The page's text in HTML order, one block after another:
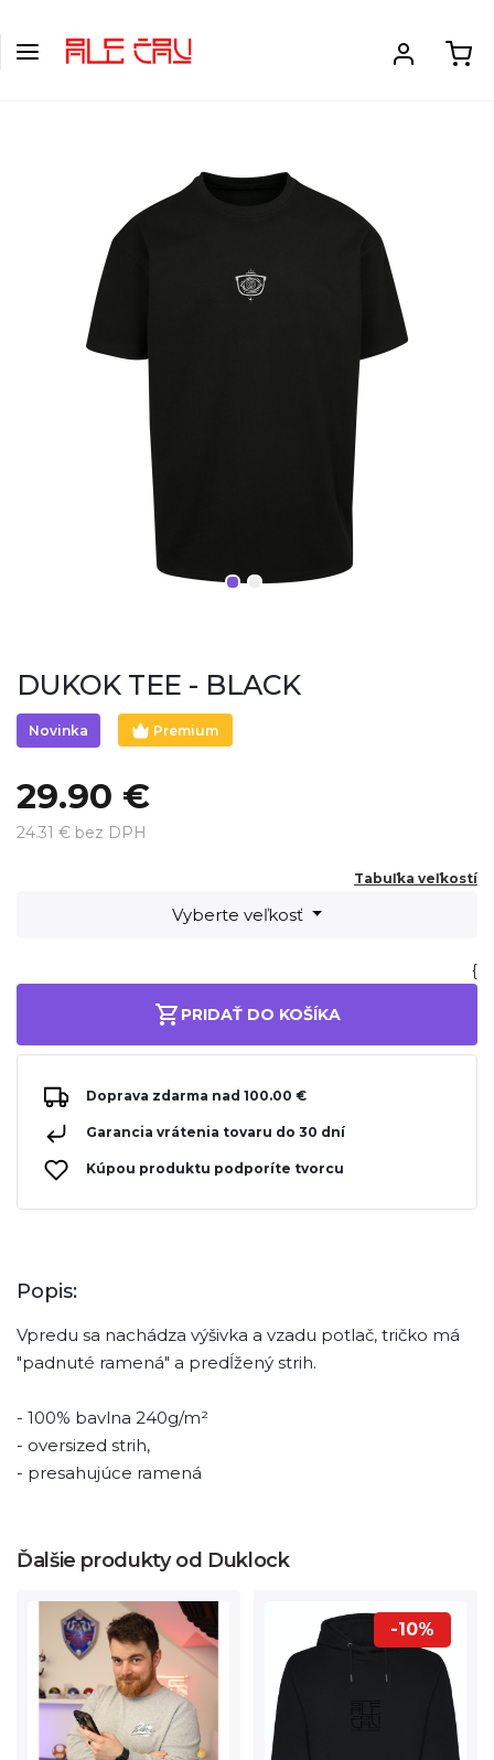
DUKOK TEE - BLACK
Novinka Premium
29.90 €
24.31 € bez DPH
Tabuľka veľkostí
Vyberte veľkosť
{
PRIDAŤ DO KOŠÍKA
Doprava zdarma nad 100.00 €
Garancia vrátenia tovaru do 30 dní
Kúpou produktu podporíte tvorcu
Popis:
Vpredu sa nachádza výšivka a vzadu potlač, tričko má
"padnuté ramená" a predĺžený strih.
- 100% bavlna 240g/m²
- oversized strih,
- presahujúce ramená
Ďalšie produkty od Duklock
-10%